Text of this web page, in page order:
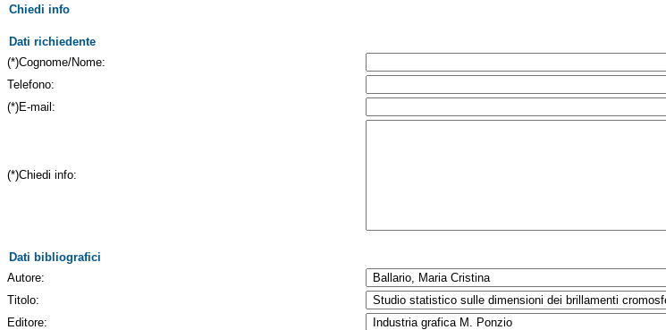
Chiedi info
Dati richiedente
(*)Cognome/Nome:
Telefono:
(*)E-mail:
(*)Chiedi info:
Dati bibliografici
Autore:
Titolo:
Editore: